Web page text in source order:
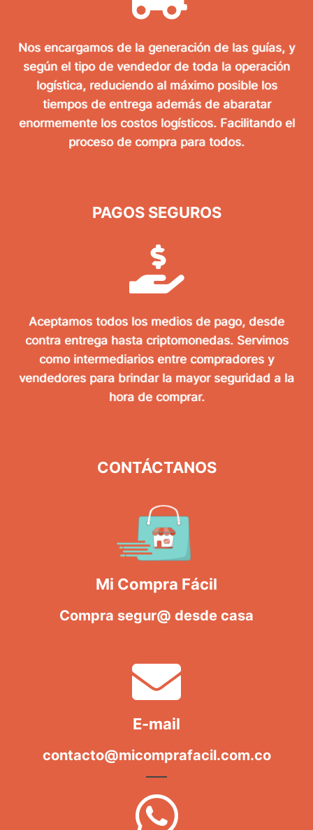
Nos encargamos de la generación de las guías, y
según el tipo de vendedor de toda la operación
logística, reduciendo al máximo posible los
tiempos de entrega además de abaratar
enormemente los costos logísticos. Facilitando el
proceso de compra para todos.
PAGOS SEGUROS
Aceptamos todos los medios de pago, desde
contra entrega hasta criptomonedas. Servimos
como intermediarios entre compradores y
vendedores para brindar la mayor seguridad a la
hora de comprar.
CONTÁCTANOS
Mi Compra Fácil
Compra segur@ desde casa
E-mail
contacto@micomprafacil.com.co